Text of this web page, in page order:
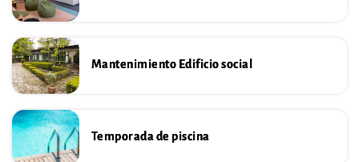
Mantenimiento Edificio social
Temporada de piscina